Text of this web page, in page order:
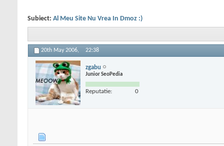
Subiect: Al Meu Site Nu Vrea In Dmoz :)
20th May 2006, 22:38
zgabu
Junior SeoPedia
Reputatie: 0